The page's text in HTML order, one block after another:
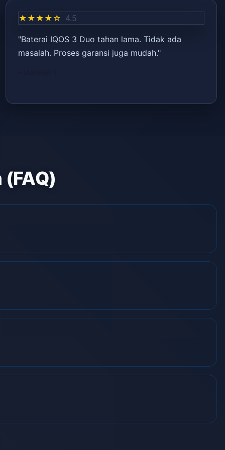
★★★★☆ 4.5
"Baterai IQOS 3 Duo tahan lama. Tidak ada
masalah. Proses garansi juga mudah."